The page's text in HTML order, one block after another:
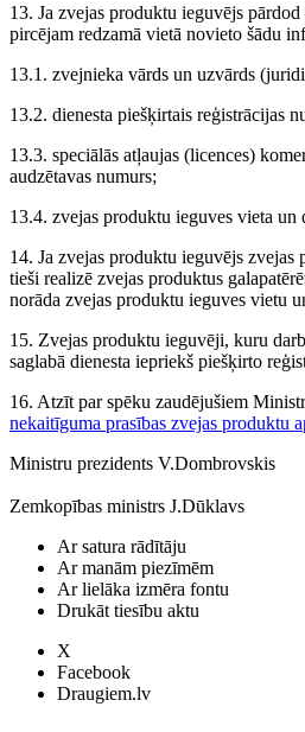
13. Ja zvejas produktu ieguvējs
pircējam redzamā vietā novieto šādu
13.1. zvejnieka vārds un uzvārds
13.2. dienesta piešķirtais reģistrācijas
13.3. speciālās atļaujas (licences)
audzētavas numurs;
13.4. zvejas produktu ieguves vieta un
14. Ja zvejas produktu ieguvējs
tieši realizē zvejas produktus
norāda zvejas produktu ieguves vietu
15. Zvejas produktu ieguvēji, kuru
saglabā dienesta iepriekš piešķirto
16. Atzīt par spēku zaudējušiem
nekaitīguma prasības zvejas produktu
Ministru prezidents V.Dombrovskis
Zemkopības ministrs J.Dūklavs
Ar satura rādītāju
Ar manām piezīmēm
Ar lielāka izmēra fontu
Drukāt tiesību aktu
X
Facebook
Draugiem.lv